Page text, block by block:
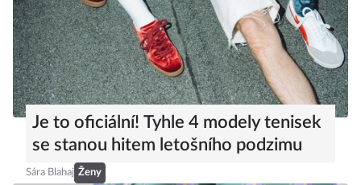
Je to oficiální! Tyhle 4 modely tenisek
se stanou hitem letošního podzimu
Sára Blahaj Ženy